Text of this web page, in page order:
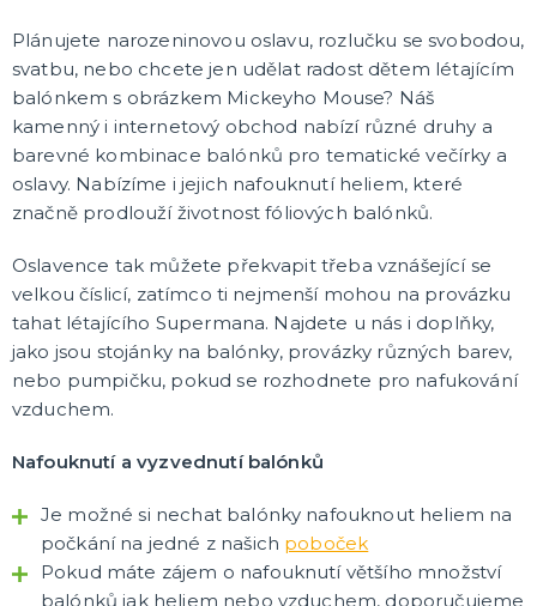
Rozvoz
Párty Blog
O nás
Kariéra
Kontakt
LICENCOVANÉ PRODUKTY
Auta
Avengers
Batman
Disney princezny
Ledové království
Lokomotiva Tomáš
Minnie a Mickey Mouse
Nemo a Dory
Prasátko Peppa
Spiderman
Sponge Bob
Star Wars
Superman
Krteček
Tlapková patrola
DALŠÍ KATEGORIE
DOPLŇKY KE KOSTÝMŮM
Vánoční doplňky
Halloweenské doplňky
Havaj
Korunky a křídla
Klobouky a čepice
Retro a Hippies
Loučení se svobodou
Doplňky pro pány
Sexy kostýmky
Škrabošky
Masky na obličej
Barevné spreje na vlasy
Brýle
Paruky
Kníry a vousy
Péřová boa
Rukavičky
Punčocháče a punčochy
Kontaktní čočky
Tutu sukně a spodní prádlo
Ostatní doplňky
DALŠÍ KATEGORIE
LÍČENÍ
Jizvy a hororový make-up
Latex
Sety líčidel
Barvy na obličej
Tetování, rtěnky a umělé řasy
Kamínky a třpytky
DALŠÍ KATEGORIE
NA OSLAVY
Doplňky na oslavy
Tématické párty
Balónky
Plánujete narozeninovou oslavu, rozlučku se svobodou,
svatbu, nebo chcete jen udělat radost dětem létajícím
balónkem s obrázkem Mickeyho Mouse? Náš
kamenný i internetový obchod nabízí různé druhy a
barevné kombinace balónků pro tematické večírky a
oslavy. Nabízíme i jejich nafouknutí heliem, které
značně prodlouží životnost fóliových balónků.
Oslavence tak můžete překvapit třeba vznášející se
velkou číslicí, zatímco ti nejmenší mohou na provázku
tahat létajícího Supermana. Najdete u nás i doplňky,
jako jsou stojánky na balónky, provázky různých barev,
nebo pumpičku, pokud se rozhodnete pro nafukování
vzduchem.
Nafouknutí a vyzvednutí balónků
Je možné si nechat balónky nafouknout heliem na
počkání na jedné z našich poboček
Pokud máte zájem o nafouknutí většího množství
balónků jak heliem nebo vzduchem, doporučujeme